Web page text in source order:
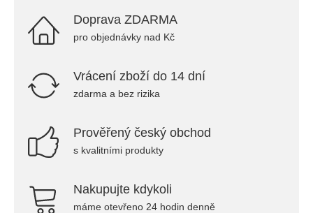
Doprava ZDARMA
pro objednávky nad Kč
Vrácení zboží do 14 dní
zdarma a bez rizika
Prověřený český obchod
s kvalitními produkty
Nakupujte kdykoli
máme otevřeno 24 hodin denně